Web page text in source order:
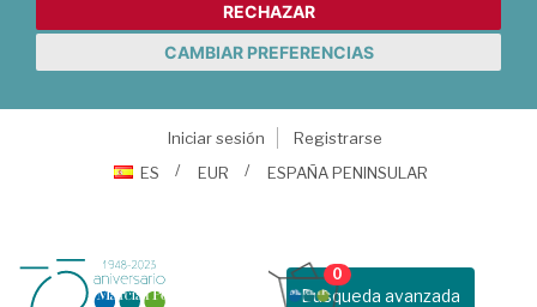
RECHAZAR
CAMBIAR PREFERENCIAS
Iniciar sesión
Registrarse
ES
EUR ESPAÑA PENINSULAR
Busqueda avanzada
0